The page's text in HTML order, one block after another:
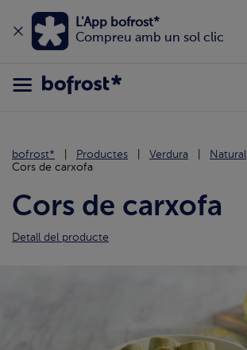
L'App bofrost*
Compreu amb un sol clic
bofrost* Productes Verdura
Natural
Cors de carxofa
Cors de carxofa
Detall del producte